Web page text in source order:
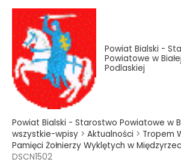
treści
Przejdź
treści
Powiat Bialski -
Powiatowe w Białej
Podlaskiej
Powiat Bialski - Starostwo Powiatowe w
wszystkie-wpisy > Aktualności > Tropem
Pamięci Żołnierzy Wyklętych w
DSCN1502